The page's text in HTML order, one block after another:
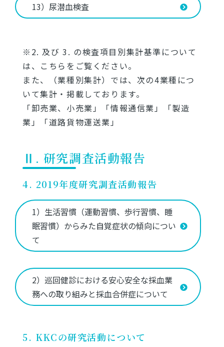
13）尿潜血検査
※2. 及び 3. の検査項目別集計基準について
は、こちらをご覧ください。
また、（業種別集計）では、次の4業種につ
いて集計・掲載しております。
「卸売業、小売業」「情報通信業」「製造
業」「道路貨物運送業」
Ⅱ. 研究調査活動報告
4. 2019年度研究調査活動報告
1）生活習慣（運動習慣、歩行習慣、睡
眠習慣）からみた自覚症状の傾向につい
て
2）巡回健診における安心安全な採血業
務への取り組みと採血合併症について
5. KKCの研究活動について